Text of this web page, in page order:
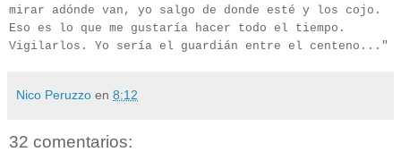
mirar adónde van, yo salgo de donde esté y los cojo.
Eso es lo que me gustaría hacer todo el tiempo.
Vigilarlos. Yo sería el guardián entre el centeno..."
Nico Peruzzo en 8:12
32 comentarios: